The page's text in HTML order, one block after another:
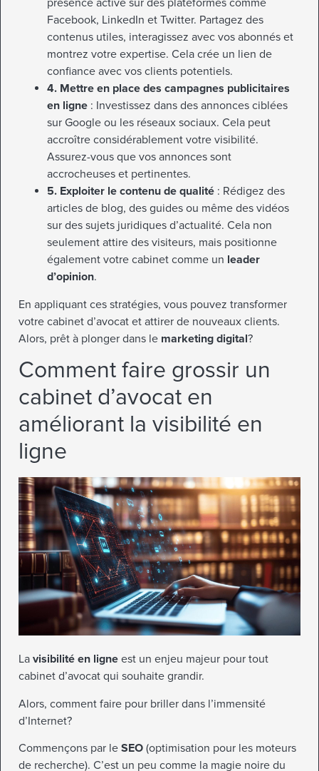
présence active sur des plateformes comme
Facebook, LinkedIn et Twitter. Partagez des
contenus utiles, interagissez avec vos abonnés et
montrez votre expertise. Cela crée un lien de
confiance avec vos clients potentiels.
4. Mettre en place des campagnes publicitaires
en ligne : Investissez dans des annonces ciblées
sur Google ou les réseaux sociaux. Cela peut
accroître considérablement votre visibilité.
Assurez-vous que vos annonces sont
accrocheuses et pertinentes.
5. Exploiter le contenu de qualité : Rédigez des
articles de blog, des guides ou même des vidéos
sur des sujets juridiques d’actualité. Cela non
seulement attire des visiteurs, mais positionne
également votre cabinet comme un leader
d’opinion.
En appliquant ces stratégies, vous pouvez transformer
votre cabinet d’avocat et attirer de nouveaux clients.
Alors, prêt à plonger dans le marketing digital?
Comment faire grossir un
cabinet d’avocat en
améliorant la visibilité en
ligne
La visibilité en ligne est un enjeu majeur pour tout
cabinet d’avocat qui souhaite grandir.
Alors, comment faire pour briller dans l’immensité
d’Internet?
Commençons par le SEO (optimisation pour les moteurs
de recherche). C’est un peu comme la magie noire du